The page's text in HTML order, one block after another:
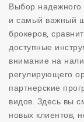
Выбор надежного
и самый важный
брокеров,
доступные
внимание на
регулирующего
партнерские
видов. Здесь вы
новых клиентов,